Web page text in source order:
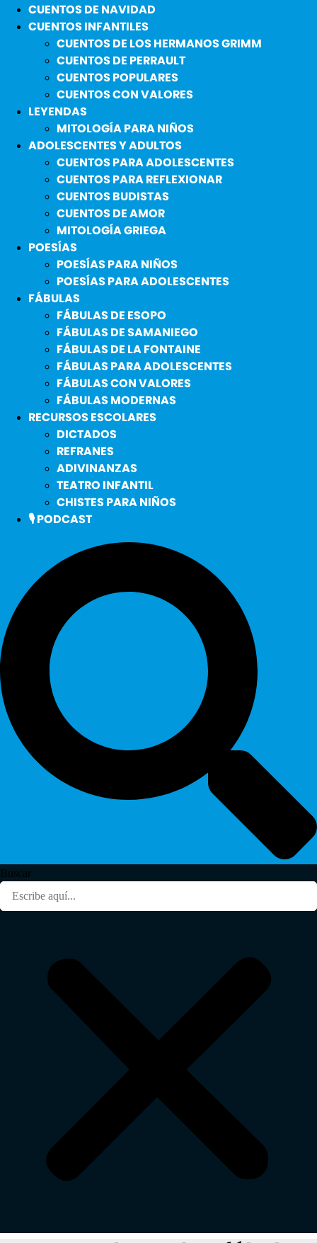
CUENTOS DE NAVIDAD
CUENTOS INFANTILES
CUENTOS DE LOS HERMANOS GRIMM
CUENTOS DE PERRAULT
CUENTOS POPULARES
CUENTOS CON VALORES
LEYENDAS
MITOLOGÍA PARA NIÑOS
ADOLESCENTES Y ADULTOS
CUENTOS PARA ADOLESCENTES
CUENTOS PARA REFLEXIONAR
CUENTOS BUDISTAS
CUENTOS DE AMOR
MITOLOGÍA GRIEGA
POESÍAS
POESÍAS PARA NIÑOS
POESÍAS PARA ADOLESCENTES
FÁBULAS
FÁBULAS DE ESOPO
FÁBULAS DE SAMANIEGO
FÁBULAS DE LA FONTAINE
FÁBULAS PARA ADOLESCENTES
FÁBULAS CON VALORES
FÁBULAS MODERNAS
RECURSOS ESCOLARES
DICTADOS
REFRANES
ADIVINANZAS
TEATRO INFANTIL
CHISTES PARA NIÑOS
🎙️ PODCAST
Buscar